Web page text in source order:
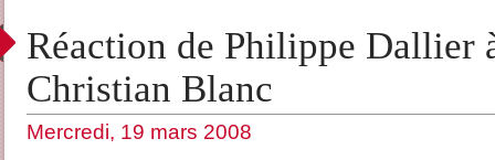
Réaction de Philippe Dallier
Christian Blanc
Mercredi, 19 mars 2008